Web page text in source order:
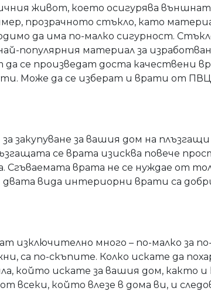
живот, което осигурява
прозрачното стъкло, като
да има по-малко сигурност.
популярния материал за
се произведат доста качествени
Може да се изберат и врати от
закупуване за вашия дом на
се врата изисква повече
Сгъваемата врата не се нуждае от
двата вида интериорни врати са
много – по-малко за
са по-скъпите. Колко искате да
който искате за вашия дом, както и
всеки, който влезе в дома ви, и